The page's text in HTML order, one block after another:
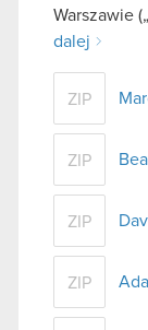
Warszawie
dalej
ZIP
ZIP
ZIP
ZIP